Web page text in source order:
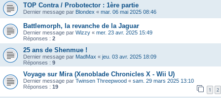
TOP Contra / Probotector : 1ère partie
Dernier message par Blondex « mar. 06 mai 2025 08:46
Battlemorph, la revanche de la Jaguar
Dernier message par Wizzy « mer. 23 avr. 2025 15:49
Réponses : 2
25 ans de Shenmue !
Dernier message par MadMax « jeu. 03 avr. 2025 18:09
Réponses : 9
Voyage sur Mira (Xenoblade Chronicles X - Wii U)
Dernier message par Twinsen Threepwood « sam. 29 mars 2025 13:10
Réponses : 19 1 2